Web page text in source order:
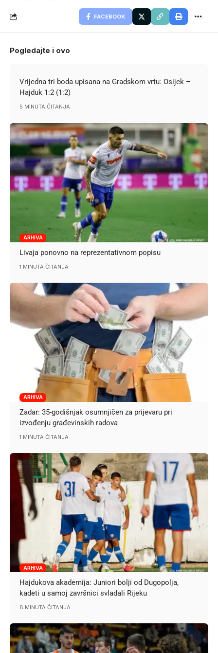
FACEBOOK
Pogledajte i ovo
Vrijedna tri boda upisana na Gradskom vrtu: Osijek –
Hajduk 1:2 (1:2)
5 MINUTA ČITANJA
ARHIVA
Livaja ponovno na reprezentativnom popisu
1 MINUTA ČITANJA
ARHIVA
Zadar: ​35-godišnjak osumnjičen za prijevaru pri
izvođenju građevinskih radova
1 MINUTA ČITANJA
ARHIVA
Hajdukova akademija: Juniori bolji od Dugopolja,
kadeti u samoj završnici svladali Rijeku
8 MINUTA ČITANJA